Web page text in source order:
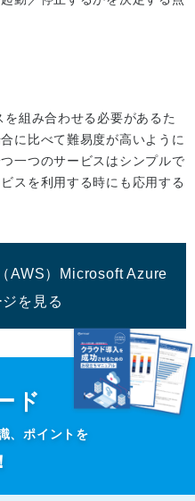
組み合わせる必要があるた
に比べて難易度が高いように
一つのサービスはシンプルで
スを利用する時にも応用する
AWS）Microsoft Azure
を見る
ド
、ポイントを